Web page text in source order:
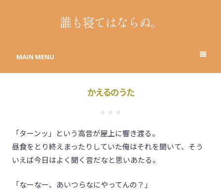
誰も寝てはならぬ。
MAIN MENU
かえるのうた
「ターンッ」という高音が屋上に響き渡る。
昼食をとり終えまったりしていた俺はそれを聞いて、そう
いえば今日はよく聞く音だなと思いあたる。
「なーなー、あいつらなにやってんの？」